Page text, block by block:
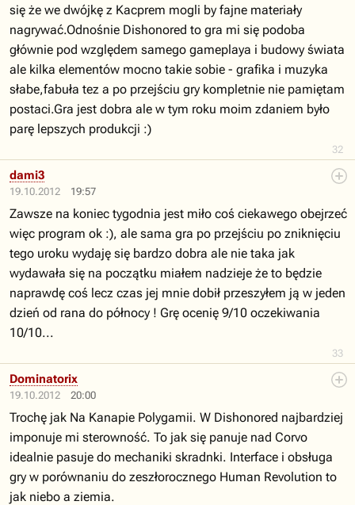
32
się że we dwójkę z Kacprem mogli by fajne materiały
nagrywać.Odnośnie Dishonored to gra mi się podoba
głównie pod względem samego gameplaya i budowy świata
ale kilka elementów mocno takie sobie - grafika i muzyka
słabe,fabuła tez a po przejściu gry kompletnie nie pamiętam
postaci.Gra jest dobra ale w tym roku moim zdaniem było
parę lepszych produkcji :)
19.10.2012 19:57
33
dami3
Zawsze na koniec tygodnia jest miło coś ciekawego obejrzeć
więc program ok :), ale sama gra po przejściu po zniknięciu
tego uroku wydaję się bardzo dobra ale nie taka jak
wydawała się na początku miałem nadzieje że to będzie
naprawdę coś lecz czas jej mnie dobił przeszyłem ją w jeden
dzień od rana do północy ! Grę ocenię 9/10 oczekiwania
10/10...
19.10.2012 20:00
Dominatorix
Trochę jak Na Kanapie Polygamii. W Dishonored najbardziej
imponuje mi sterowność. To jak się panuje nad Corvo
idealnie pasuje do mechaniki skradnki. Interface i obsługa
gry w porównaniu do zeszłorocznego Human Revolution to
jak niebo a ziemia.